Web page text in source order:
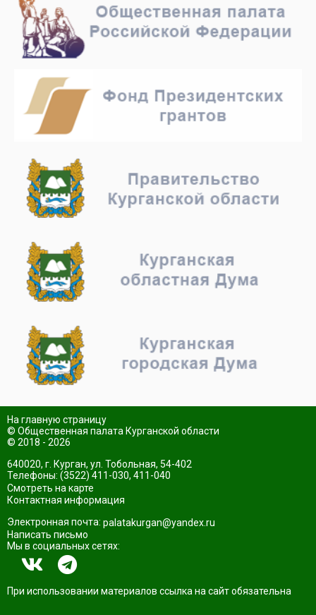
На главную страницу
© Общественная палата Курганской области
© 2018 - 2026
640020, г. Курган, ул. Тобольная, 54-402
Телефоны: (3522) 411-030, 411-040
Смотреть на карте
Контактная информация
Электронная почта: palatakurgan@yandex.ru
Написать письмо
Мы в социальных сетях:
При использовании материалов ссылка на сайт обязательна